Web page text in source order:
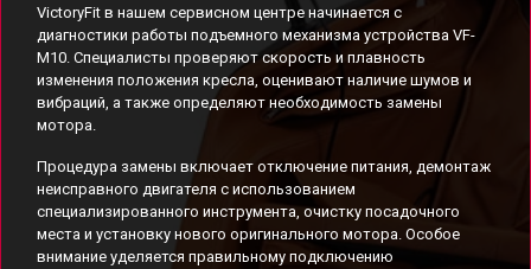
VictoryFit в нашем сервисном центре начинается с
диагностики работы подъемного механизма устройства VF-
M10. Специалисты проверяют скорость и плавность
изменения положения кресла, оценивают наличие шумов и
вибраций, а также определяют необходимость замены
мотора.
Процедура замены включает отключение питания, демонтаж
неисправного двигателя с использованием
специализированного инструмента, очистку посадочного
места и установку нового оригинального мотора. Особое
внимание уделяется правильному подключению